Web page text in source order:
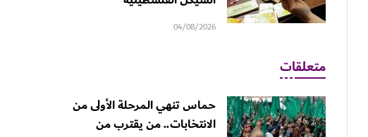
04/08/2026
متعلقات
حماس تنهي المرحلة الأولى من
الانتخابات.. من يقترب من